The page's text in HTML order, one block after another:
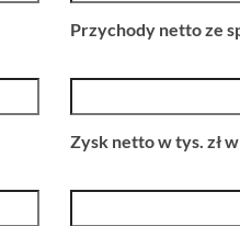
Przychody netto ze
Zysk netto w tys. zł